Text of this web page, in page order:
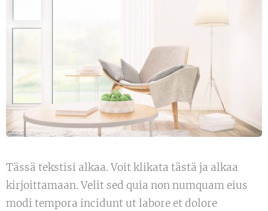
Tässä tekstisi alkaa. Voit klikata tästä ja alkaa
kirjoittamaan. Velit sed quia non numquam eius
modi tempora incidunt ut labore et dolore